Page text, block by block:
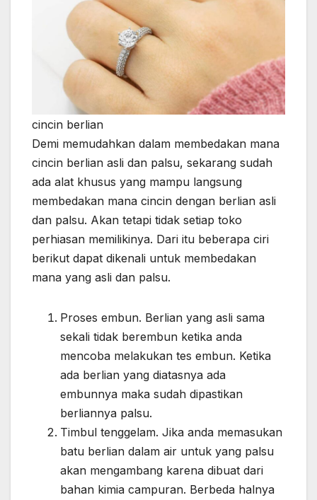
cincin berlian
Demi memudahkan dalam membedakan mana
cincin berlian asli dan palsu, sekarang sudah
ada alat khusus yang mampu langsung
membedakan mana cincin dengan berlian asli
dan palsu. Akan tetapi tidak setiap toko
perhiasan memilikinya. Dari itu beberapa ciri
berikut dapat dikenali untuk membedakan
mana yang asli dan palsu.
Proses embun. Berlian yang asli sama
sekali tidak berembun ketika anda
mencoba melakukan tes embun. Ketika
ada berlian yang diatasnya ada
embunnya maka sudah dipastikan
berliannya palsu.
Timbul tenggelam. Jika anda memasukan
batu berlian dalam air untuk yang palsu
akan mengambang karena dibuat dari
bahan kimia campuran. Berbeda halnya